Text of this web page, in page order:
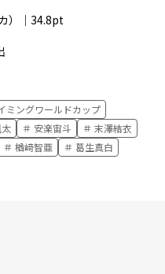
）｜34.8pt
ミングワールドカップ
安楽宙斗
末澤結衣
楢﨑智亜
葛生真白